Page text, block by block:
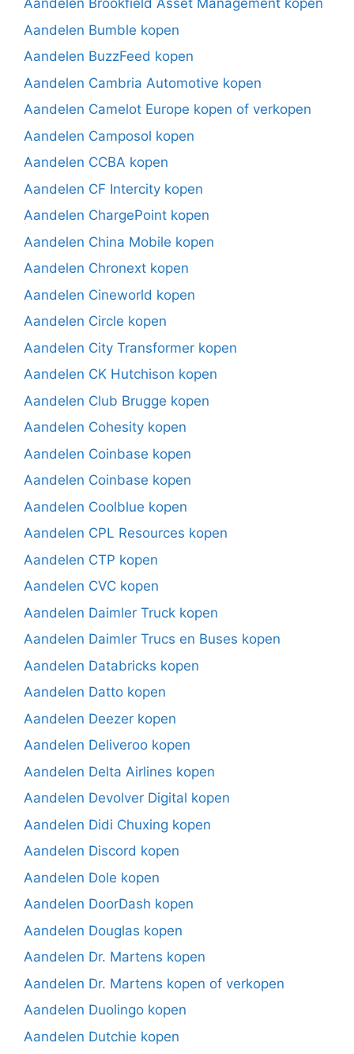
Aandelen Brookfield Asset Management kopen
Aandelen Bumble kopen
Aandelen BuzzFeed kopen
Aandelen Cambria Automotive kopen
Aandelen Camelot Europe kopen of verkopen
Aandelen Camposol kopen
Aandelen CCBA kopen
Aandelen CF Intercity kopen
Aandelen ChargePoint kopen
Aandelen China Mobile kopen
Aandelen Chronext kopen
Aandelen Cineworld kopen
Aandelen Circle kopen
Aandelen City Transformer kopen
Aandelen CK Hutchison kopen
Aandelen Club Brugge kopen
Aandelen Cohesity kopen
Aandelen Coinbase kopen
Aandelen Coinbase kopen
Aandelen Coolblue kopen
Aandelen CPL Resources kopen
Aandelen CTP kopen
Aandelen CVC kopen
Aandelen Daimler Truck kopen
Aandelen Daimler Trucs en Buses kopen
Aandelen Databricks kopen
Aandelen Datto kopen
Aandelen Deezer kopen
Aandelen Deliveroo kopen
Aandelen Delta Airlines kopen
Aandelen Devolver Digital kopen
Aandelen Didi Chuxing kopen
Aandelen Discord kopen
Aandelen Dole kopen
Aandelen DoorDash kopen
Aandelen Douglas kopen
Aandelen Dr. Martens kopen
Aandelen Dr. Martens kopen of verkopen
Aandelen Duolingo kopen
Aandelen Dutchie kopen